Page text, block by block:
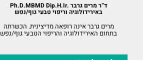
ד”ר מרים גרבר .Ph.D.MBMD Dip.H.Ir
באירידולוגיה וריפוי טבעי גוף/נפש
מרים גרבר אינה רופאה מדיצינית. הכשרתה
בתחום האירידולוגיה והריפוי הטבעי גוף/נפש